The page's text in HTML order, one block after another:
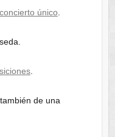
concierto único
.
de una